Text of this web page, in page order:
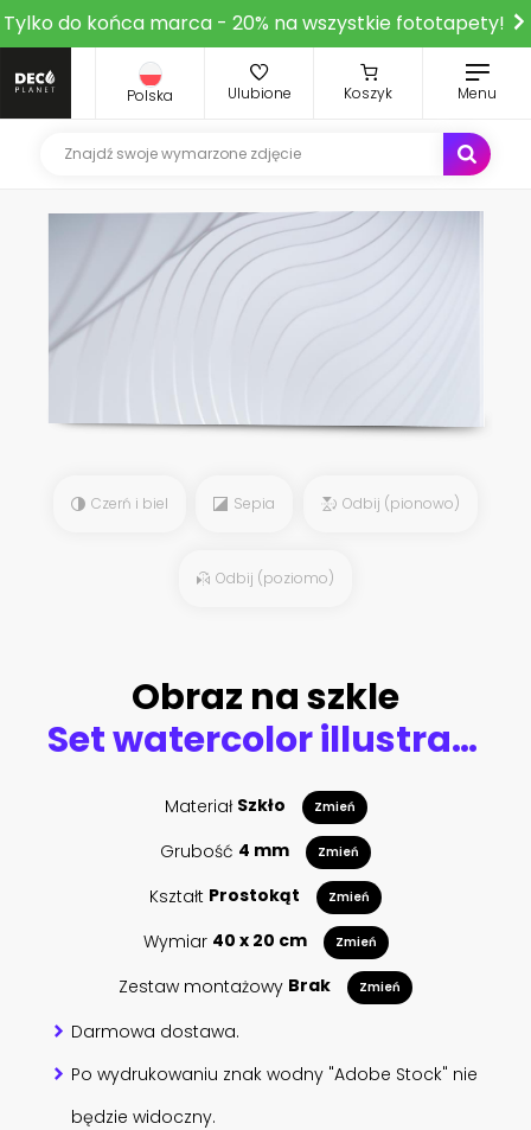
Tylko do końca marca - 20% na wszystkie fototapety!
Polska Ulubione Koszyk Menu
Czerń i biel Sepia Odbij (pionowo)
Odbij (poziomo)
Obraz na szkle
Set watercolor illustration with roses and other flowers, keys, feathers. Tribal background with flowers, jewelry. Boho Cool print on T-shirt. Vintage
Materiał Szkło Zmień
Grubość 4 mm Zmień
Kształt Prostokąt Zmień
Wymiar 40 x 20 cm Zmień
Zestaw montażowy Brak Zmień
Darmowa dostawa.
Po wydrukowaniu znak wodny "Adobe Stock" nie
będzie widoczny.